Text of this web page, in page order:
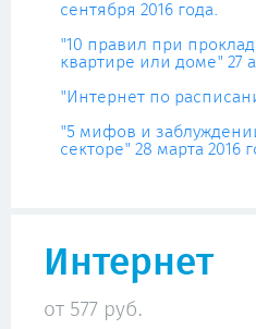
сентября 2016 года.
"10 правил при
квартире или доме" 27
"Интернет по
"5 мифов и
секторе" 28 марта 2016
Интернет
от 577 руб.